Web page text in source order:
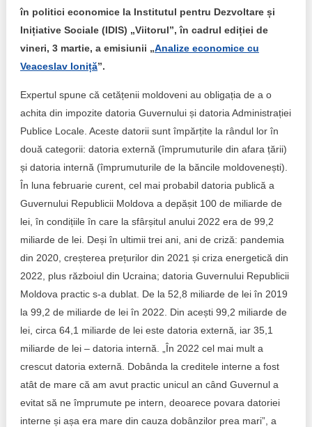
Achizițiile publice în vizorul societății civile
în politici economice la Institutul pentru Dezvoltare și
Inițiative Sociale (IDIS) „Viitorul”, în cadrul ediției de
vineri, 3 martie, a emisiunii „Analize economice cu
Veaceslav Ioniță”.
Expertul spune că cetățenii moldoveni au obligația de a o
achita din impozite datoria Guvernului și datoria Administrației
Publice Locale. Aceste datorii sunt împărțite la rândul lor în
două categorii: datoria externă (împrumuturile din afara țării)
și datoria internă (împrumuturile de la băncile moldovenești).
În luna februarie curent, cel mai probabil datoria publică a
Guvernului Republicii Moldova a depășit 100 de miliarde de
lei, în condițiile în care la sfârșitul anului 2022 era de 99,2
miliarde de lei. Deși în ultimii trei ani, ani de criză: pandemia
din 2020, creșterea prețurilor din 2021 și criza energetică din
2022, plus războiul din Ucraina; datoria Guvernului Republicii
Moldova practic s-a dublat. De la 52,8 miliarde de lei în 2019
la 99,2 de miliarde de lei în 2022. Din acești 99,2 miliarde de
lei, circa 64,1 miliarde de lei este datoria externă, iar 35,1
miliarde de lei – datoria internă. „În 2022 cel mai mult a
crescut datoria externă. Dobânda la creditele interne a fost
atât de mare că am avut practic unicul an când Guvernul a
evitat să ne împrumute pe intern, deoarece povara datoriei
interne și așa era mare din cauza dobânzilor prea mari”, a